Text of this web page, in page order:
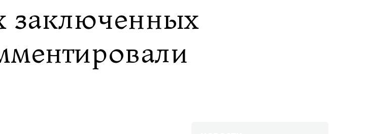
заключенных